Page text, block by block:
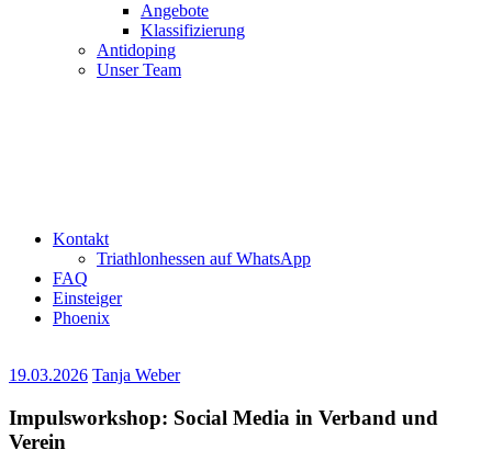
Angebote
Klassifizierung
Antidoping
Unser Team
Kontakt
Triathlonhessen auf WhatsApp
FAQ
Einsteiger
Phoenix
19.03.2026 Tanja Weber
Impulsworkshop: Social Media in Verband und
Verein